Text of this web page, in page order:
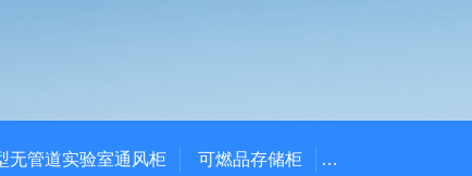
无管道实验室通风柜 可燃品存储柜 TSF-DS800净气